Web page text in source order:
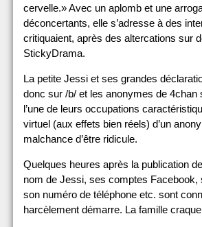
cervelle.» Avec un aplomb et une
déconcertants, elle s’adresse à des
critiquaient, après des altercations sur
StickyDrama.
La petite Jessi et ses grandes
donc sur /b/ et les anonymes de 4chan
l’une de leurs occupations
virtuel (aux effets bien réels) d’un
malchance d’être ridicule.
Quelques heures après la publication
nom de Jessi, ses comptes Facebook,
son numéro de téléphone etc. sont
harcèlement démarre. La famille